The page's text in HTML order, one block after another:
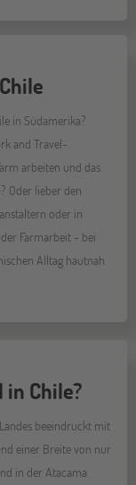
in Südamerika?
and Travel-
arbeiten und das
Oder lieber den
oder in
Farmarbeit - bei
Alltag hautnah
in Chile?
beeindruckt mit
einer Breite von nur
in der Atacama